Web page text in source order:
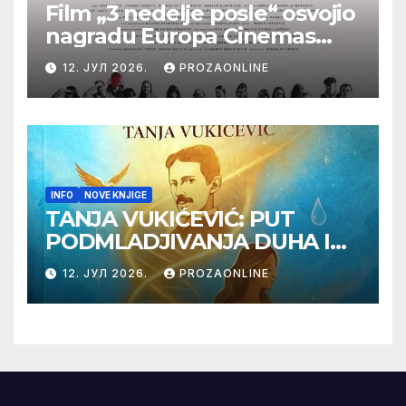
Film „3 nedelje posle“ osvojio
nagradu Europa Cinemas
Label na Filmskom festivalu
u Karlovim Varima
12. ЈУЛ 2026. PROZAONLINE
INFO NOVE KNJIGE
TANJA VUKIĆEVIĆ: PUT
PODMLADJIVANJA DUHA I
TELA SA TESLOM
12. ЈУЛ 2026. PROZAONLINE